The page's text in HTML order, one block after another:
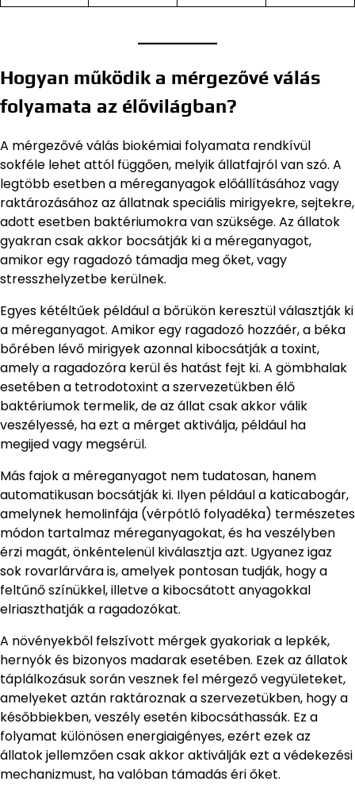
Hogyan működik a mérgezővé válás
folyamata az élővilágban?
A mérgezővé válás biokémiai folyamata rendkívül
sokféle lehet attól függően, melyik állatfajról van szó. A
legtöbb esetben a méreganyagok előállításához vagy
raktározásához az állatnak speciális mirigyekre, sejtekre,
adott esetben baktériumokra van szüksége. Az állatok
gyakran csak akkor bocsátják ki a méreganyagot,
amikor egy ragadozó támadja meg őket, vagy
stresszhelyzetbe kerülnek.
Egyes kétéltűek például a bőrükön keresztül választják ki
a méreganyagot. Amikor egy ragadozó hozzáér, a béka
bőrében lévő mirigyek azonnal kibocsátják a toxint,
amely a ragadozóra kerül és hatást fejt ki. A gömbhalak
esetében a tetrodotoxint a szervezetükben élő
baktériumok termelik, de az állat csak akkor válik
veszélyessé, ha ezt a mérget aktiválja, például ha
megijed vagy megsérül.
Más fajok a méreganyagot nem tudatosan, hanem
automatikusan bocsátják ki. Ilyen például a katicabogár,
amelynek hemolinfája (vérpótló folyadéka) természetes
módon tartalmaz méreganyagokat, és ha veszélyben
érzi magát, önkéntelenül kiválasztja azt. Ugyanez igaz
sok rovarlárvára is, amelyek pontosan tudják, hogy a
feltűnő színükkel, illetve a kibocsátott anyagokkal
elriaszthatják a ragadozókat.
A növényekből felszívott mérgek gyakoriak a lepkék,
hernyók és bizonyos madarak esetében. Ezek az állatok
táplálkozásuk során vesznek fel mérgező vegyületeket,
amelyeket aztán raktároznak a szervezetükben, hogy a
későbbiekben, veszély esetén kibocsáthassák. Ez a
folyamat különösen energiaigényes, ezért ezek az
állatok jellemzően csak akkor aktiválják ezt a védekezési
mechanizmust, ha valóban támadás éri őket.